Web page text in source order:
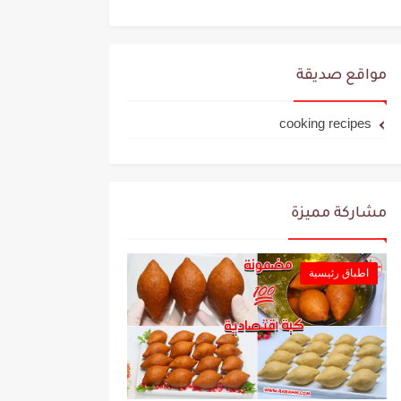
مواقع صديقة
cooking recipes
مشاركة مميزة
اطباق رئيسية